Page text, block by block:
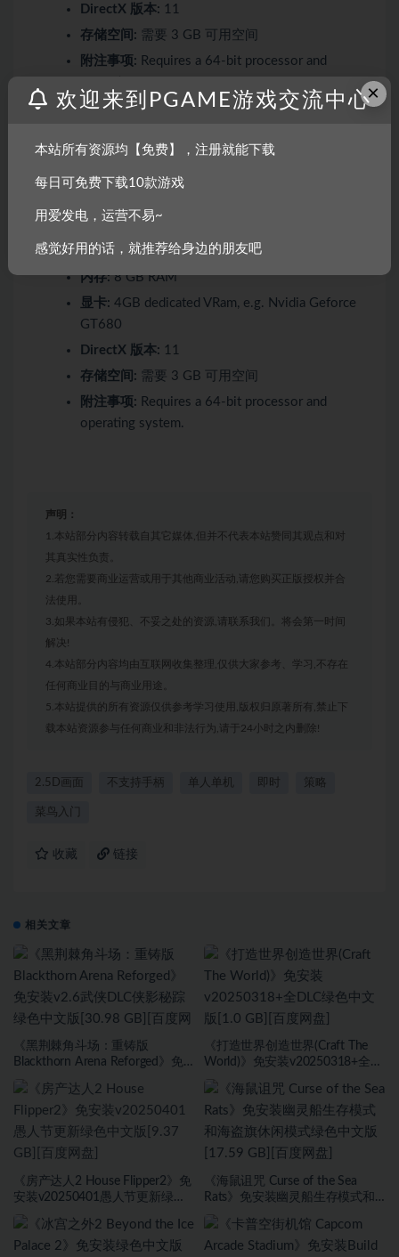
DirectX 版本: 11
存储空间: 需要 3 GB 可用空间
附注事项: Requires a 64-bit processor and
需要 64 位处理器和操作系统
2.7 Ghz)
内存:8 GB RAM
显卡: 4GB dedicated VRam, e.g. Nvidia Geforce
GT680
DirectX 版本: 11
存储空间: 需要 3 GB 可用空间
附注事项: Requires a 64-bit processor and
operating system.
声明：
1.本站部分内容转载自其它媒体,但并不代表本站赞同其观点和对
其真实性负责。
2.若您需要商业运营或用于其他商业活动,请您购买正版授权并合
法使用。
3.如果本站有侵犯、不妥之处的资源,请联系我们。将会第一时间
解决!
4.本站部分内容均由互联网收集整理,仅供大家参考、学习,不存在
任何商业目的与商业用途。
5.本站提供的所有资源仅供参考学习使用,版权归原著所有,禁止下
载本站资源参与任何商业和非法行为,请于24小时之内删除!
2.5D画面 不支持手柄 单人单机 即时 策略
菜鸟入门
收藏 链接
相关文章
《黑荆棘角斗场：重铸版
Blackthorn Arena Reforged》免
文版[30.98 GB][百度网盘]
《打造世界创造世界(Craft The
World)》免安装v20250318+全
盘]
《房产达人2 House Flipper2》免
安装v20250401愚人节更新绿色
《海鼠诅咒 Curse of the Sea
Rats》免安装幽灵船生存模式和
GB][百度网盘]
×
欢迎来到PGAME游戏交流中心
本站所有资源均【免费】，注册就能下载
每日可免费下载10款游戏
用爱发电，运营不易~
感觉好用的话，就推荐给身边的朋友吧